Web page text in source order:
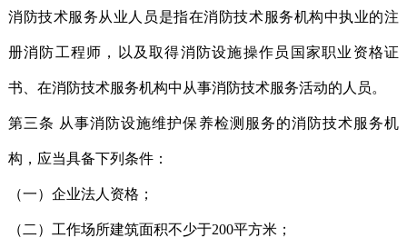
消防技术服务从业人员是指在消防技术服务机构中执业的注
册消防工程师，以及取得消防设施操作员国家职业资格证
书、在消防技术服务机构中从事消防技术服务活动的人员。
第三条 从事消防设施维护保养检测服务的消防技术服务机
构，应当具备下列条件：
（一）企业法人资格；
（二）工作场所建筑面积不少于200平方米；